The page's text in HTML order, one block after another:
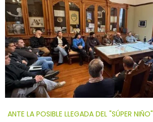
ANTE LA POSIBLE LLEGADA DEL "SÚPER NIÑO"